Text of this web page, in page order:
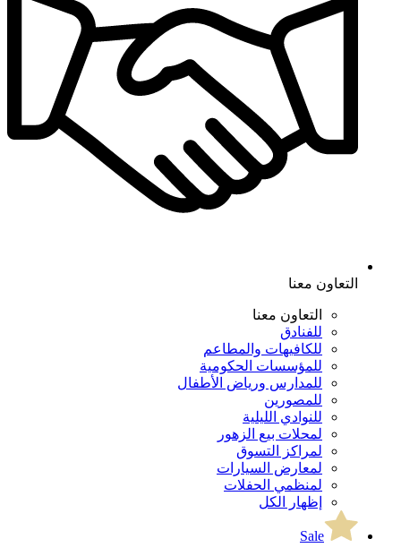
التعاون معنا
التعاون معنا
للفنادق
للكافيهات والمطاعم
للمؤسسات الحكومية
للمدارس ورياض الأطفال
للمصورين
للنوادي الليلية
لمحلات بيع الزهور
لمراكز التسوق
لمعارض السيارات
لمنظمي الحفلات
إظهار الكل
Sale